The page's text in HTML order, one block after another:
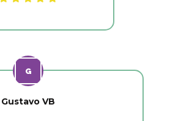
Gustavo VB